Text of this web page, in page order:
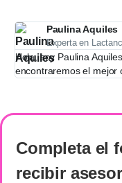
Paulina Aquiles
Experta en
Hola, soy Paulina
encontraremos el mejor
Completa el
recibir